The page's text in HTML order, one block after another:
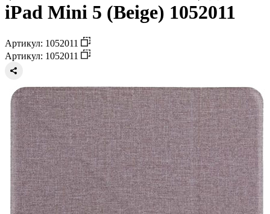
iPad Mini 5 (Beige) 1052011
Артикул: 1052011
Артикул: 1052011